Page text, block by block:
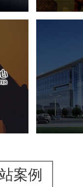
心
服务行业
案例